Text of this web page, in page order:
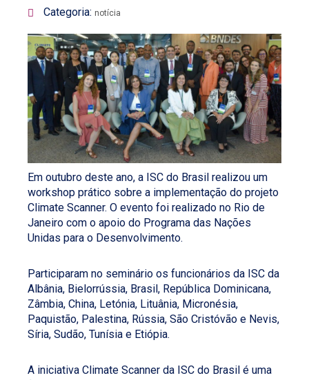
Categoria: notícia
Em outubro deste ano, a ISC do Brasil realizou um
workshop prático sobre a implementação do projeto
Climate Scanner. O evento foi realizado no Rio de
Janeiro com o apoio do Programa das Nações
Unidas para o Desenvolvimento.
Participaram no seminário os funcionários da ISC da
Albânia, Bielorrússia, Brasil, República Dominicana,
Zâmbia, China, Letónia, Lituânia, Micronésia,
Paquistão, Palestina, Rússia, São Cristóvão e Nevis,
Síria, Sudão, Tunísia e Etiópia.
A iniciativa Climate Scanner da ISC do Brasil é uma